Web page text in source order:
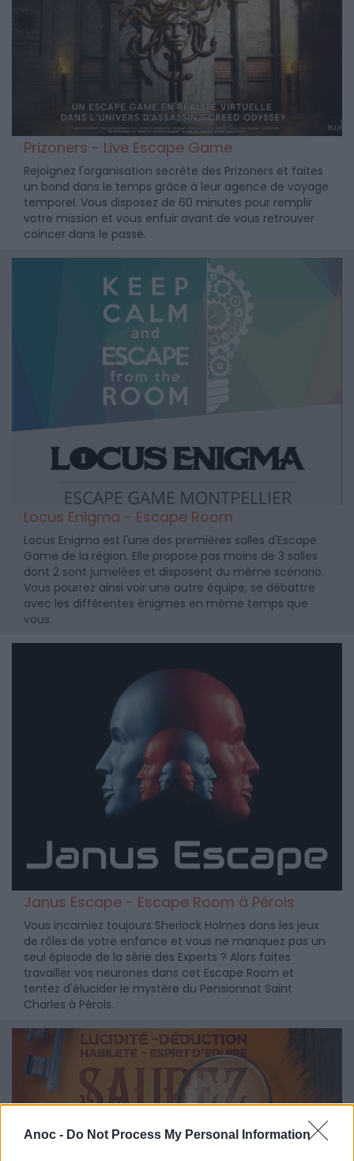
Anoc - Do Not Process My Personal Information
Prizoners - Live Escape Game
Rejoignez l'organisation secrète des Prizoners et faites
un bond dans le temps grâce à leur agence de voyage
temporel. Vous disposez de 60 minutes pour remplir
votre mission et vous enfuir avant de vous retrouver
coincer dans le passé.
Locus Enigma - Escape Room
Locus Enigma est l'une des premières salles d'Escape
Game de la région. Elle propose pas moins de 3 salles
dont 2 sont jumelées et disposent du même scénario.
Vous pourrez ainsi voir une autre équipe, se débattre
avec les différentes énigmes en même temps que
vous.
Janus Escape - Escape Room à Pérols
Vous incarniez toujours Sherlock Holmes dans les jeux
de rôles de votre enfance et vous ne manquez pas un
seul épisode de la série des Experts ? Alors faites
travailler vos neurones dans cet Escape Room et
tentez d'élucider le mystère du Pensionnat Saint
Charles à Pérols.